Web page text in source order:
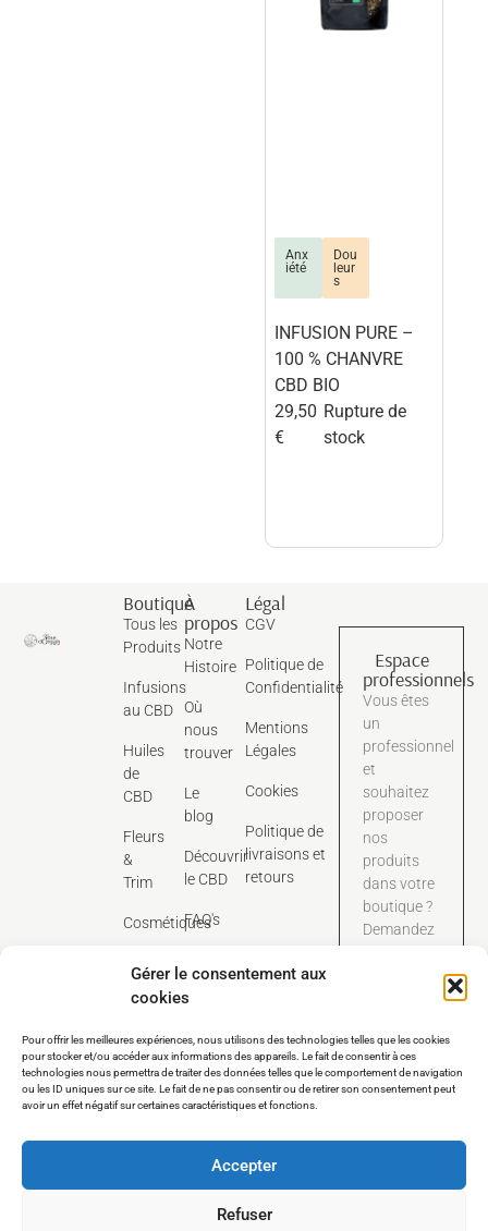
Gérer le consentement aux
cookies
Pour offrir les meilleures expériences, nous utilisons des technologies telles que les cookies
pour stocker et/ou accéder aux informations des appareils. Le fait de consentir à ces
technologies nous permettra de traiter des données telles que le comportement de navigation
ou les ID uniques sur ce site. Le fait de ne pas consentir ou de retirer son consentement peut
avoir un effet négatif sur certaines caractéristiques et fonctions.
Accepter
Refuser
Anx
iété
Dou
leur
s
INFUSION PURE –
100 % CHANVRE
CBD BIO
29,50
€
Rupture de
stock
Boutique
Tous les
Produits
Infusions
au CBD
Huiles
de
CBD
Fleurs
&
Trim
Cosmétiques
À
propos
Notre
Histoire
Où
nous
trouver
Le
blog
Découvrir
le CBD
FAQ's
Légal
CGV
Politique de
Confidentialité
Mentions
Légales
Cookies
Politique de
livraisons et
retours
Espace
professionnels
Vous êtes
un
professionnel
et
souhaitez
proposer
nos
produits
dans votre
boutique ?
Demandez
tarifaire
dédié aux
pros.